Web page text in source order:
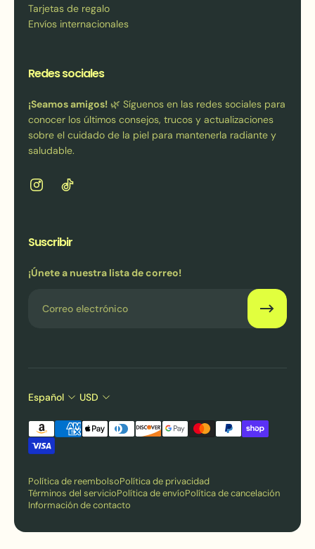
Tarjetas de regalo
Envíos internacionales
Redes sociales
¡Seamos amigos! 🌿 Síguenos en las redes sociales para
conocer los últimos consejos, trucos y actualizaciones
sobre el cuidado de la piel para mantenerla radiante y
saludable.
Suscribir
¡Únete a nuestra lista de correo!
Español USD
Política de reembolsoPolítica de privacidad
Términos del servicioPolítica de envíoPolítica de cancelación
Información de contacto